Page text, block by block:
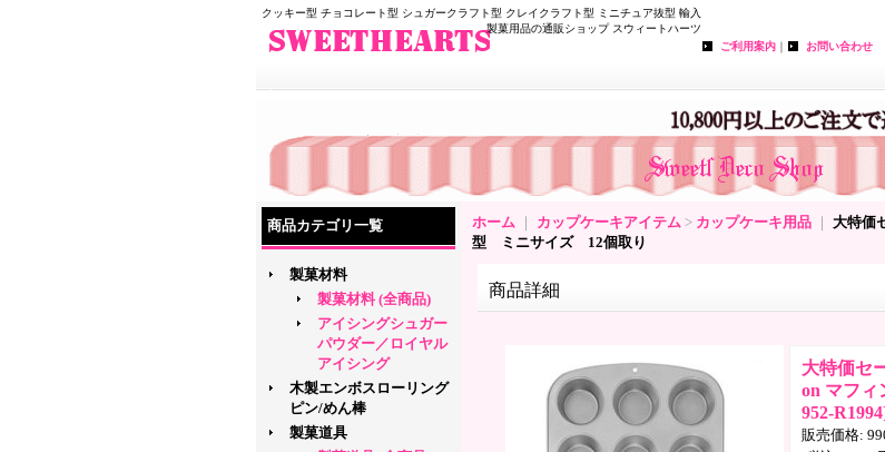
クッキー型 チョコレート型 シュガークラフト型 クレイクラフト型 ミニチュア抜型 輸入
製菓用品の通販ショップ スウィートハーツ
ご利用案内 ｜ お問い合わせ
商品カテゴリ一覧
製菓材料
製菓材料 (全商品)
アイシングシュガー
パウダー／ロイヤル
アイシング
木製エンボスローリング
ピン/めん棒
製菓道具
ホーム カップケーキアイテム > カップケーキ用品
大特価
型 ミニサイズ 12個取り
商品詳細
大特価セ
on マフ
952-R1994
販売価格: